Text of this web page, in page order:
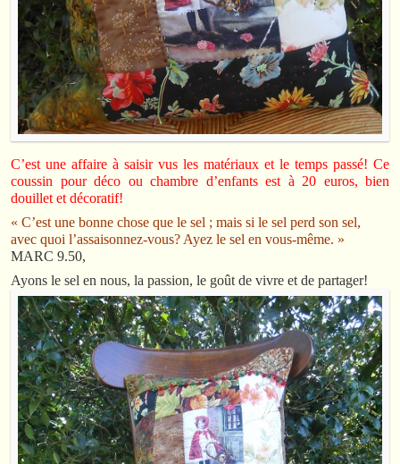
C’est une affaire à saisir vus les matériaux et le temps passé! Ce
coussin pour déco ou chambre d’enfants est à 20 euros, bien
douillet et décoratif!
« C’est une bonne chose que le sel ; mais si le sel perd son sel,
avec quoi l’assaisonnez-vous? Ayez le sel en vous-même. »
MARC 9.50,
Ayons le sel en nous, la passion, le goût de vivre et de partager!